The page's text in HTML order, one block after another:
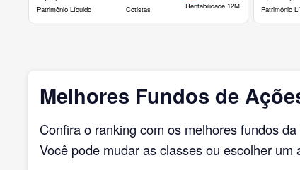
Patrimônio Líquido Cotistas Rentabilidade 12M Patrimônio
Melhores Fundos de
Confira o ranking com os melhores fundos
Você pode mudar as classes ou escolher